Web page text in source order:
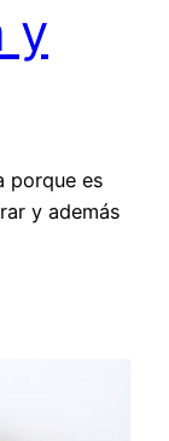
y
porque es
y además